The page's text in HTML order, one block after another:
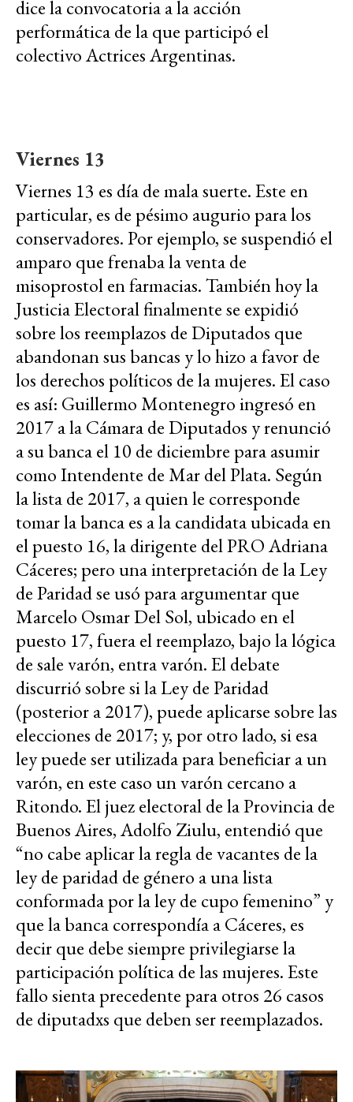
dice la convocatoria a la acción
performática de la que participó el
colectivo Actrices Argentinas.
Viernes 13
Viernes 13 es día de mala suerte. Este en
particular, es de pésimo augurio para los
conservadores. Por ejemplo, se suspendió el
amparo que frenaba la venta de
misoprostol en farmacias. También hoy la
Justicia Electoral finalmente se expidió
sobre los reemplazos de Diputados que
abandonan sus bancas y lo hizo a favor de
los derechos políticos de la mujeres. El caso
es así: Guillermo Montenegro ingresó en
2017 a la Cámara de Diputados y renunció
a su banca el 10 de diciembre para asumir
como Intendente de Mar del Plata. Según
la lista de 2017, a quien le corresponde
tomar la banca es a la candidata ubicada en
el puesto 16, la dirigente del PRO Adriana
Cáceres; pero una interpretación de la Ley
de Paridad se usó para argumentar que
Marcelo Osmar Del Sol, ubicado en el
puesto 17, fuera el reemplazo, bajo la lógica
de sale varón, entra varón. El debate
discurrió sobre si la Ley de Paridad
(posterior a 2017), puede aplicarse sobre las
elecciones de 2017; y, por otro lado, si esa
ley puede ser utilizada para beneficiar a un
varón, en este caso un varón cercano a
Ritondo. El juez electoral de la Provincia de
Buenos Aires, Adolfo Ziulu, entendió que
“no cabe aplicar la regla de vacantes de la
ley de paridad de género a una lista
conformada por la ley de cupo femenino” y
que la banca correspondía a Cáceres, es
decir que debe siempre privilegiarse la
participación política de las mujeres. Este
fallo sienta precedente para otros 26 casos
de diputadxs que deben ser reemplazados.